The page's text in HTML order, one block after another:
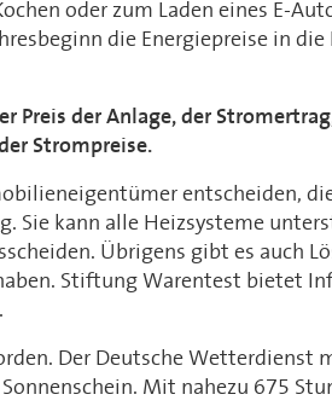
oder zum Laden eines E-
die Energiepreise in die
Preis der Anlage, der
Strompreise.
entscheiden,
Sie kann alle Heizsysteme
Übrigens gibt es auch
Stiftung Warentest bietet
Der Deutsche Wetterdienst
Mit nahezu 675